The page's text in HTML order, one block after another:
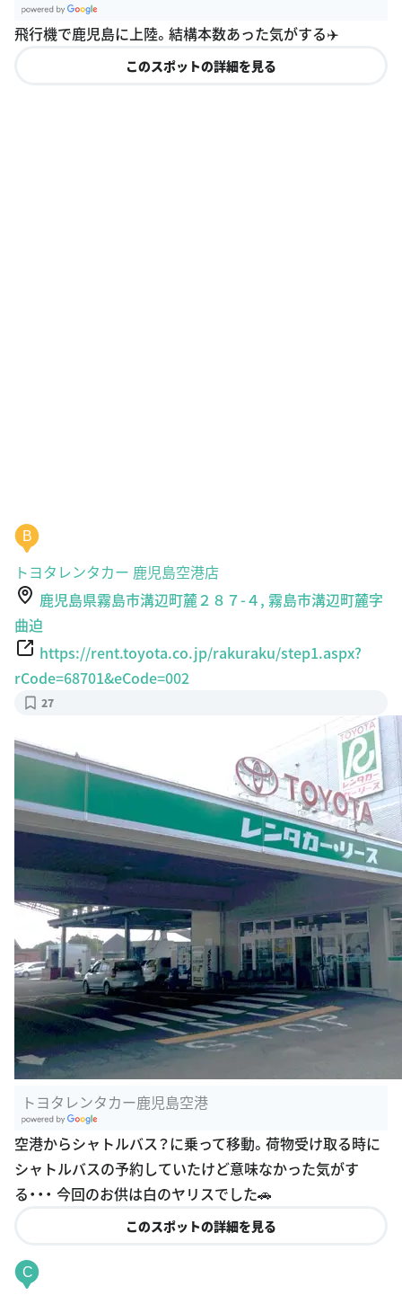
oogle Plac
飛行機で鹿児島に上陸。結構本数あった気がする✈️
このスポットの詳細を見る
B
トヨタレンタカー 鹿児島空港店
鹿児島県霧島市溝辺町麓２８７-４, 霧島市溝辺町麓字
曲迫
https://rent.toyota.co.jp/rakuraku/step1.aspx?
rCode=68701&eCode=002
27
トヨタレンタカー鹿児島空港
oogle Plac
es
空港からシャトルバス？に乗って移動。荷物受け取る時に
シャトルバスの予約していたけど意味なかった気がす
る・・・ 今回のお供は白のヤリスでした🚗
このスポットの詳細を見る
C